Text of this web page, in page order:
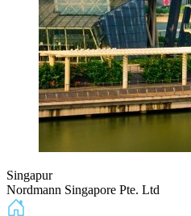
Singapur
Nordmann Singapore Pte. Ltd